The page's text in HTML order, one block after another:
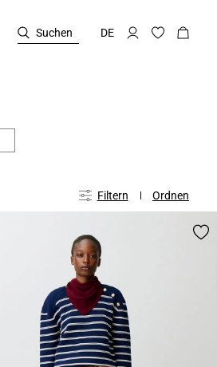
Suchen DE
Filtern Ordnen